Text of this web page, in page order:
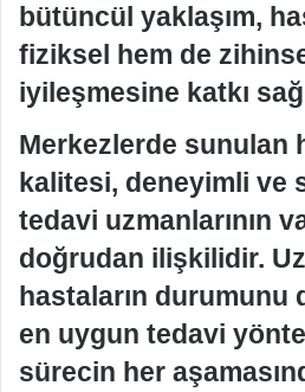
bütüncül yaklaşım,
fiziksel hem de
iyileşmesine katkı
Merkezlerde sunulan
kalitesi, deneyimli ve
tedavi uzmanlarının
doğrudan ilişkilidir.
hastaların durumunu
en uygun tedavi
sürecin her